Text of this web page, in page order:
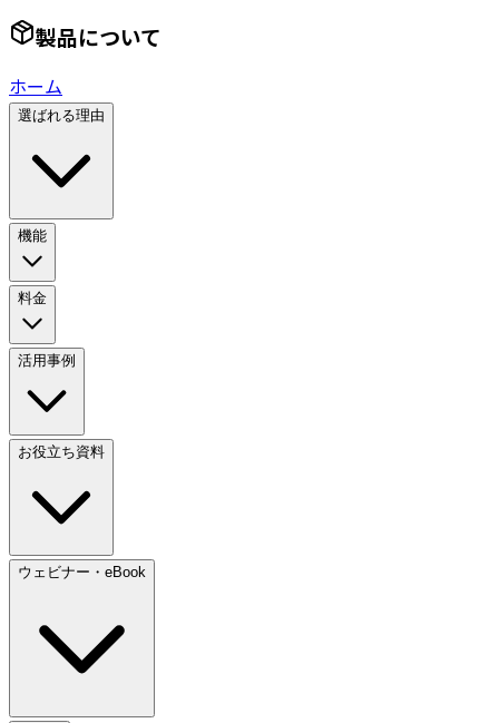
製品について
ホーム
選ばれる理由
機能
料金
活用事例
お役立ち資料
ウェビナー・eBook